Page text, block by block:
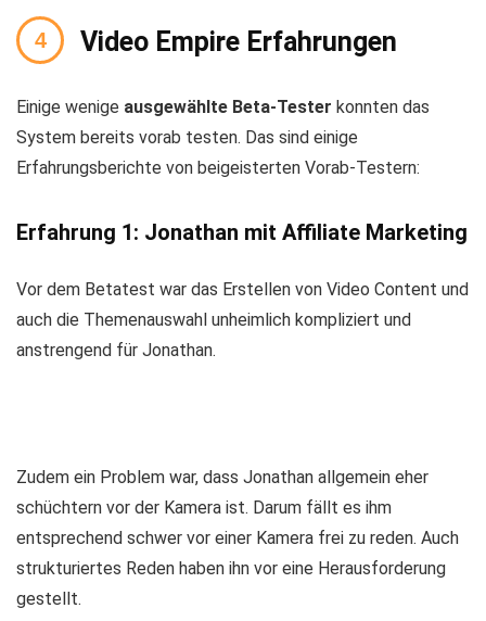
Video Empire Erfahrungen
Einige wenige ausgewählte Beta-Tester konnten das
System bereits vorab testen. Das sind einige
Erfahrungsberichte von beigeisterten Vorab-Testern:
Erfahrung 1: Jonathan mit Affiliate Marketing
Vor dem Betatest war das Erstellen von Video Content und
auch die Themenauswahl unheimlich kompliziert und
anstrengend für Jonathan.
Zudem ein Problem war, dass Jonathan allgemein eher
schüchtern vor der Kamera ist. Darum fällt es ihm
entsprechend schwer vor einer Kamera frei zu reden. Auch
strukturiertes Reden haben ihn vor eine Herausforderung
gestellt.